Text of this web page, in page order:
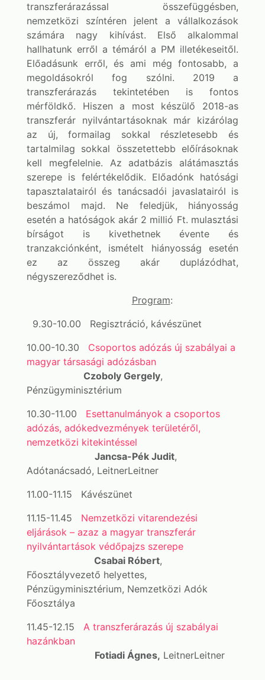
transzferárazással összefüggésben,
nemzetközi színtéren jelent a vállalkozások
számára nagy kihívást. Első alkalommal
hallhatunk erről a témáról a PM illetékeseitől.
Előadásunk erről, és ami még fontosabb, a
megoldásokról fog szólni. 2019 a
transzferárazás tekintetében is fontos
mérföldkő. Hiszen a most készülő 2018-as
transzferár nyilvántartásoknak már kizárólag
az új, formailag sokkal részletesebb és
tartalmilag sokkal összetettebb előírásoknak
kell megfelelnie. Az adatbázis alátámasztás
szerepe is felértékelődik. Előadónk hatósági
tapasztalatairól és tanácsadói javaslatairól is
beszámol majd. Ne feledjük, hiányosság
esetén a hatóságok akár 2 millió Ft. mulasztási
bírságot is kivethetnek évente és
tranzakciónként, ismételt hiányosság esetén
ez az összeg akár duplázódhat,
négyszereződhet is.
Program:
9.30-10.00 Regisztráció, kávészünet
10.00-10.30 Csoportos adózás új szabályai a
magyar társasági adózásban
Czoboly Gergely,
Pénzügyminisztérium
10.30-11.00 Esettanulmányok a csoportos
adózás, adókedvezmények területéről,
nemzetközi kitekintéssel
Jancsa-Pék Judit,
Adótanácsadó, LeitnerLeitner
11.00-11.15 Kávészünet
11.15-11.45 Nemzetközi vitarendezési
eljárások – azaz a magyar transzferár
nyilvántartások védőpajzs szerepe
Csabai Róbert,
Főosztályvezető helyettes,
Pénzügyminisztérium, Nemzetközi Adók
Főosztálya
11.45-12.15 A transzferárazás új szabályai
hazánkban
Fotiadi Ágnes, LeitnerLeitner